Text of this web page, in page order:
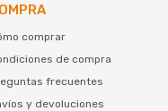
comprar
de compra
frecuentes
y devoluciones